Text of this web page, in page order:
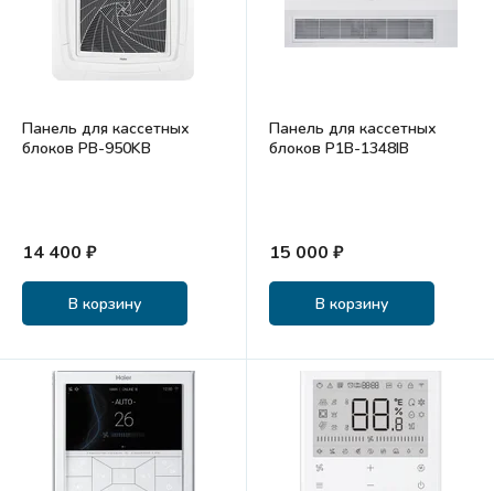
Панель для кассетных
блоков PB-950KB
14 400 ₽
В корзину
Панель для кассетных
блоков P1B-1348IB
15 000 ₽
В корзину